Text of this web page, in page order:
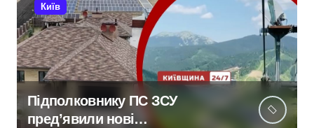
Київ
Підполковнику ПС ЗСУ
пред’явили нові